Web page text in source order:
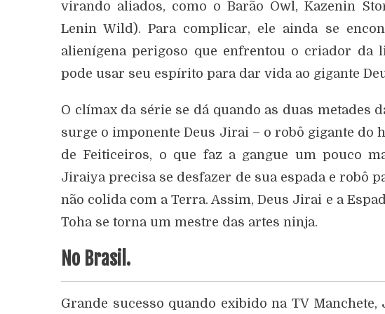
virando aliados, como o Barão Owl, Kazenin
Lenin Wild). Para complicar, ele ainda se
alienígena perigoso que enfrentou o criador da
pode usar seu espírito para dar vida ao gigante
O clímax da série se dá quando as duas metades
surge o imponente Deus Jirai – o robô gigante do
de Feiticeiros, o que faz a gangue um pouco
Jiraiya precisa se desfazer de sua espada e robô
não colida com a Terra. Assim, Deus Jirai e a
Toha se torna um mestre das artes ninja.
No Brasil.
Grande sucesso quando exibido na TV Manchete,